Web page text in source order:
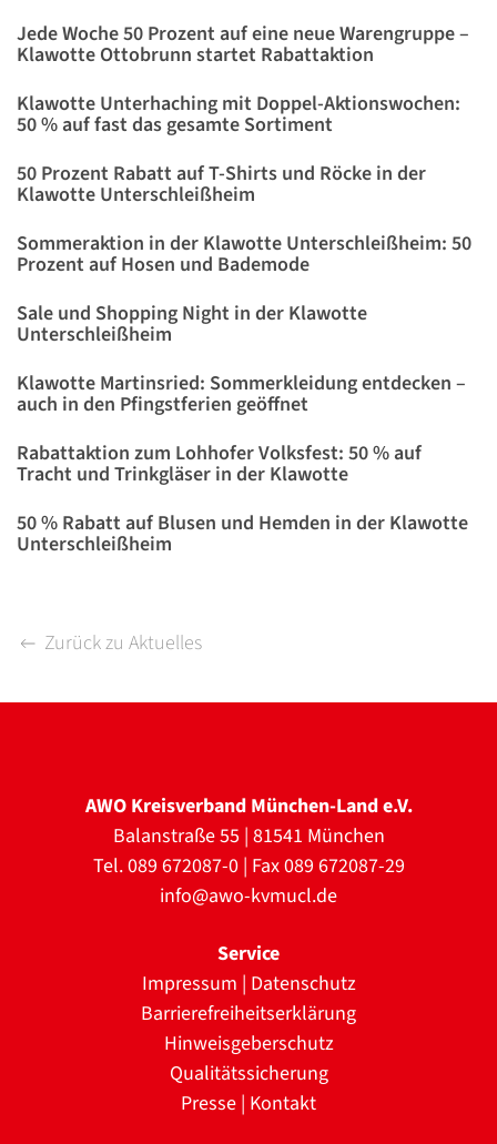
Jede Woche 50 Prozent auf eine neue Warengruppe –
Klawotte Ottobrunn startet Rabattaktion
Klawotte Unterhaching mit Doppel-Aktionswochen:
50 % auf fast das gesamte Sortiment
50 Prozent Rabatt auf T-Shirts und Röcke in der
Klawotte Unterschleißheim
Sommeraktion in der Klawotte Unterschleißheim: 50
Prozent auf Hosen und Bademode
Sale und Shopping Night in der Klawotte
Unterschleißheim
Klawotte Martinsried: Sommerkleidung entdecken –
auch in den Pfingstferien geöffnet
Rabattaktion zum Lohhofer Volksfest: 50 % auf
Tracht und Trinkgläser in der Klawotte
50 % Rabatt auf Blusen und Hemden in der Klawotte
Unterschleißheim
Zurück zu Aktuelles
AWO Kreisverband München-Land e.V.
Balanstraße 55 | 81541 München
Tel. 089 672087-0 | Fax 089 672087-29
info@awo-kvmucl.de
Service
Impressum | Datenschutz
Barrierefreiheitserklärung
Hinweisgeberschutz
Qualitätssicherung
Presse | Kontakt